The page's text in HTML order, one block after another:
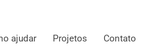
ajudar Projetos Contato